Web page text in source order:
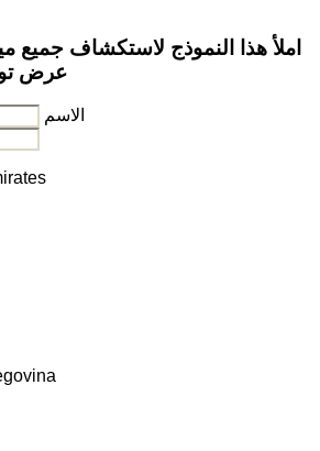
املأ هذا النموذج لاستكشاف جميع
عرض
الاسم